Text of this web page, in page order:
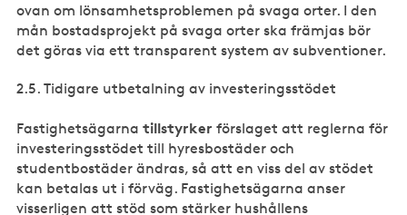
ovan om lönsamhetsproblemen på svaga orter. I den
mån bostadsprojekt på svaga orter ska främjas bör
det göras via ett transparent system av subventioner.
2.5. Tidigare utbetalning av investeringsstödet
Fastighetsägarnatillstyrkerförslaget att reglerna för
investeringsstödet till hyresbostäder och
studentbostäder ändras, så att en viss del av stödet
kan betalas ut i förväg. Fastighetsägarna anser
visserligen att stöd som stärker hushållens